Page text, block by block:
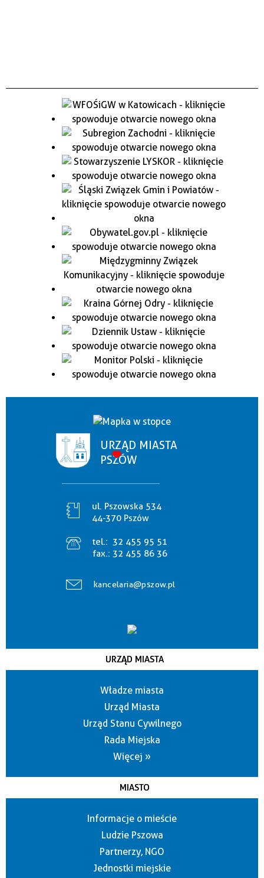
URZĄD MIASTA
PSZÓW
ul. Pszowska 534
44-370 Pszów
tel.: 32 455 95 51
fax.: 32 455 86 36
kancelaria@pszow.pl
URZĄD MIASTA
Władze miasta
Urząd Miasta
Urząd Stanu Cywilnego
Rada Miejska
Więcej »
MIASTO
Informacje o mieście
Ludzie Pszowa
Partnerzy, NGO
Jednostki miejskie